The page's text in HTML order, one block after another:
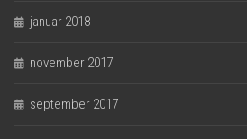
januar 2018
november 2017
september 2017